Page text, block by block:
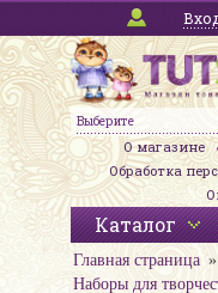
Выберите
О магазине
Обработка
Каталог
Главная страница
Наборы для